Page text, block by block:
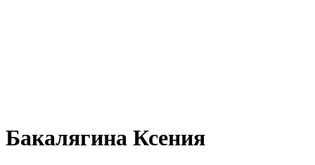
Бакалягина Ксения